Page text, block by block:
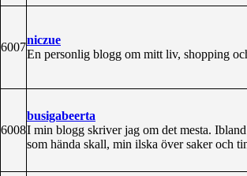
6007
niczue
En personlig blogg om mitt liv, shopping
6008
busigabeerta
I min blogg skriver jag om det mesta.
som hända skall, min ilska över saker och